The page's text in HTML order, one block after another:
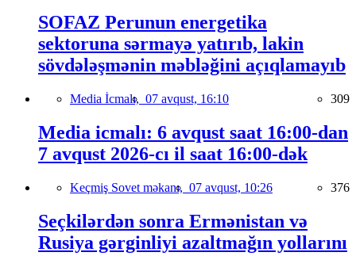
SOFAZ Perunun energetika
sektoruna sərmayə yatırıb, lakin
sövdələşmənin məbləğini açıqlamayıb
Media İcmalı, 07 avqust, 16:10 309
Media icmalı: 6 avqust saat 16:00-dan
7 avqust 2026-cı il saat 16:00-dək
Keçmiş Sovet məkanı, 07 avqust, 10:26 376
Seçkilərdən sonra Ermənistan və
Rusiya gərginliyi azaltmağın yollarını